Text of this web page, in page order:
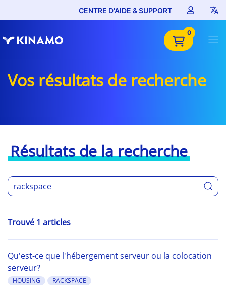
CENTRE D'AIDE & SUPPORT
0
Vos résultats de recherche
Résultats de la recherche
Trouvé 1 articles
Qu'est-ce que l'hébergement serveur ou la colocation
serveur?
HOUSING RACKSPACE